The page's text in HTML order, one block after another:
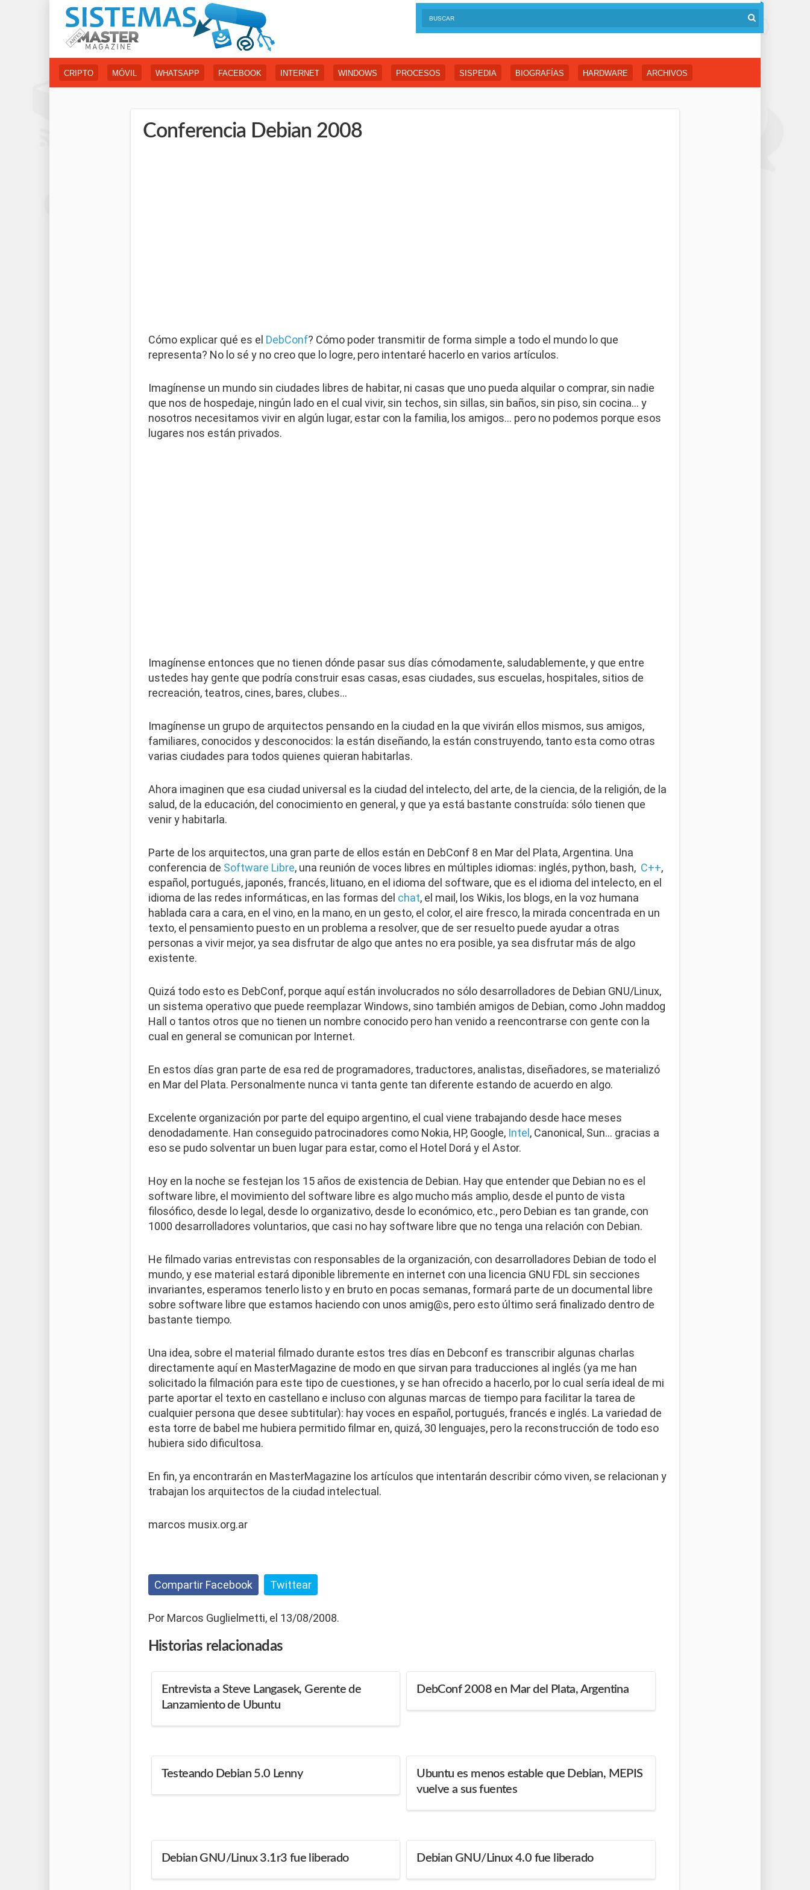
CRIPTO MÓVIL WHATSAPP FACEBOOK INTERNET WINDOWS PROCESOS SISPEDIA BIOGRAFÍAS HARDWARE ARCHIVOS
Conferencia Debian 2008
Cómo explicar qué es el DebConf? Cómo poder transmitir de forma simple a todo el mundo lo que
representa? No lo sé y no creo que lo logre, pero intentaré hacerlo en varios artículos.
Imagínense un mundo sin ciudades libres de habitar, ni casas que uno pueda alquilar o comprar, sin nadie
que nos de hospedaje, ningún lado en el cual vivir, sin techos, sin sillas, sin baños, sin piso, sin cocina… y
nosotros necesitamos vivir en algún lugar, estar con la familia, los amigos… pero no podemos porque esos
lugares nos están privados.
Imagínense entonces que no tienen dónde pasar sus días cómodamente, saludablemente, y que entre
ustedes hay gente que podría construir esas casas, esas ciudades, sus escuelas, hospitales, sitios de
recreación, teatros, cines, bares, clubes…
Imagínense un grupo de arquitectos pensando en la ciudad en la que vivirán ellos mismos, sus amigos,
familiares, conocidos y desconocidos: la están diseñando, la están construyendo, tanto esta como otras
varias ciudades para todos quienes quieran habitarlas.
Ahora imaginen que esa ciudad universal es la ciudad del intelecto, del arte, de la ciencia, de la religión, de la
salud, de la educación, del conocimiento en general, y que ya está bastante construída: sólo tienen que
venir y habitarla.
Parte de los arquitectos, una gran parte de ellos están en DebConf 8 en Mar del Plata, Argentina. Una
conferencia de Software Libre, una reunión de voces libres en múltiples idiomas: inglés, python, bash, C++,
español, portugués, japonés, francés, lituano, en el idioma del software, que es el idioma del intelecto, en el
idioma de las redes informáticas, en las formas del chat, el mail, los Wikis, los blogs, en la voz humana
hablada cara a cara, en el vino, en la mano, en un gesto, el color, el aire fresco, la mirada concentrada en un
texto, el pensamiento puesto en un problema a resolver, que de ser resuelto puede ayudar a otras
personas a vivir mejor, ya sea disfrutar de algo que antes no era posible, ya sea disfrutar más de algo
existente.
Quizá todo esto es DebConf, porque aquí están involucrados no sólo desarrolladores de Debian GNU/Linux,
un sistema operativo que puede reemplazar Windows, sino también amigos de Debian, como John maddog
Hall o tantos otros que no tienen un nombre conocido pero han venido a reencontrarse con gente con la
cual en general se comunican por Internet.
En estos días gran parte de esa red de programadores, traductores, analistas, diseñadores, se materializó
en Mar del Plata. Personalmente nunca vi tanta gente tan diferente estando de acuerdo en algo.
Excelente organización por parte del equipo argentino, el cual viene trabajando desde hace meses
denodadamente. Han conseguido patrocinadores como Nokia, HP, Google, Intel , Canonical, Sun… gracias a
eso se pudo solventar un buen lugar para estar, como el Hotel Dorá y el Astor.
Hoy en la noche se festejan los 15 años de existencia de Debian. Hay que entender que Debian no es el
software libre, el movimiento del software libre es algo mucho más amplio, desde el punto de vista
filosófico, desde lo legal, desde lo organizativo, desde lo económico, etc., pero Debian es tan grande, con
1000 desarrolladores voluntarios, que casi no hay software libre que no tenga una relación con Debian.
He filmado varias entrevistas con responsables de la organización, con desarrolladores Debian de todo el
mundo, y ese material estará diponible libremente en internet con una licencia GNU FDL sin secciones
invariantes, esperamos tenerlo listo y en bruto en pocas semanas, formará parte de un documental libre
sobre software libre que estamos haciendo con unos amig@s, pero esto último será finalizado dentro de
bastante tiempo.
Una idea, sobre el material filmado durante estos tres días en Debconf es transcribir algunas charlas
directamente aquí en MasterMagazine de modo en que sirvan para traducciones al inglés (ya me han
solicitado la filmación para este tipo de cuestiones, y se han ofrecido a hacerlo, por lo cual sería ideal de mi
parte aportar el texto en castellano e incluso con algunas marcas de tiempo para facilitar la tarea de
cualquier persona que desee subtitular): hay voces en español, portugués, francés e inglés. La variedad de
esta torre de babel me hubiera permitido filmar en, quizá, 30 lenguajes, pero la reconstrucción de todo eso
hubiera sido dificultosa.
En fin, ya encontrarán en MasterMagazine los artículos que intentarán describir cómo viven, se relacionan y
trabajan los arquitectos de la ciudad intelectual.
marcos musix.org.ar
Compartir Facebook Twittear
Por Marcos Guglielmetti, el 13/08/2008.
Historias relacionadas
Entrevista a Steve Langasek, Gerente de
Lanzamiento de Ubuntu
DebConf 2008 en Mar del Plata, Argentina
Testeando Debian 5.0 Lenny
Ubuntu es menos estable que Debian, MEPIS
vuelve a sus fuentes
Debian GNU/Linux 3.1r3 fue liberado Debian GNU/Linux 4.0 fue liberado